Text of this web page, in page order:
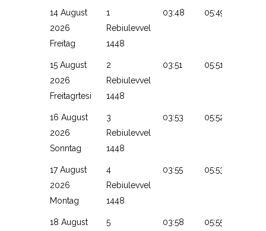
14 August
2026
Freitag
1
Rebiulevvel
1448
03:48 05:49
15 August
2026
Freitagrtesi
2
Rebiulevvel
1448
03:51 05:51
16 August
2026
Sonntag
3
Rebiulevvel
1448
03:53 05:52
17 August
2026
Montag
4
Rebiulevvel
1448
03:55 05:53
18 August
5
03:58 05:55